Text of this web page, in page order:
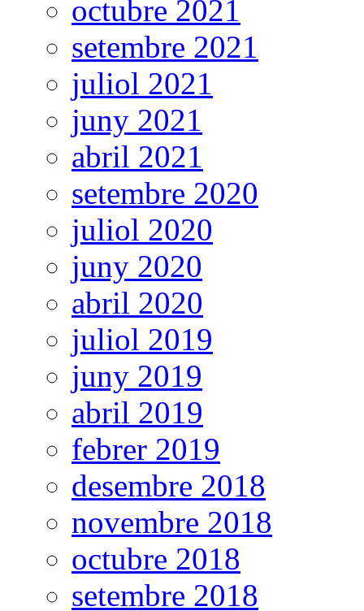
octubre 2021
setembre 2021
juliol 2021
juny 2021
abril 2021
setembre 2020
juliol 2020
juny 2020
abril 2020
juliol 2019
juny 2019
abril 2019
febrer 2019
desembre 2018
novembre 2018
octubre 2018
setembre 2018